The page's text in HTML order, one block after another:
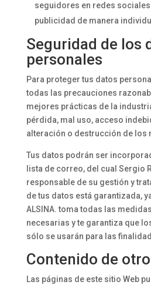
seguidores en redes
publicidad de manera
Seguridad de los
personales
Para proteger tus datos
todas las precauciones
mejores prácticas de la
pérdida, mal uso, acceso
alteración o destrucción de los
Tus datos podrán ser
lista de correo, del cual Sergio
responsable de su gestión y
de tus datos está garantizada,
ALSINA. toma todas las
necesarias y te garantiza que
sólo se usarán para las
Contenido de
Las páginas de este sitio Web